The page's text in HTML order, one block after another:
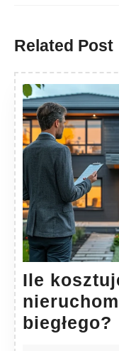
Related Post
Ile
biegłego?